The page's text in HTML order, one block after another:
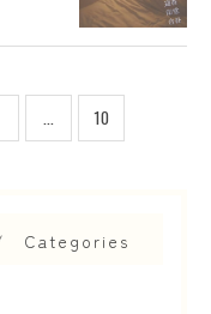
... 10
Categories